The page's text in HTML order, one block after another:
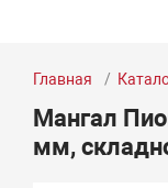
Главная
Мангал
мм,